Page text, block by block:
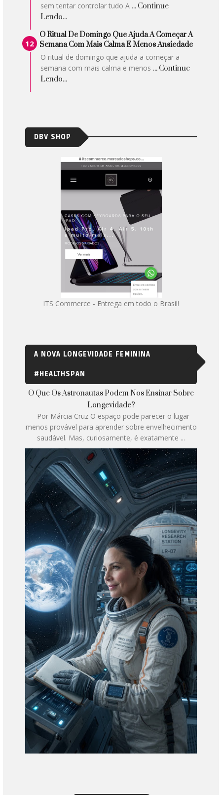
sem tentar controlar tudo A ... Continue
Lendo...
O Ritual De Domingo Que Ajuda A Começar A
Semana Com Mais Calma E Menos Ansiedade
O ritual de domingo que ajuda a começar a
semana com mais calma e menos ... Continue
Lendo...
DBV SHOP
ITS Commerce - Entrega em todo o Brasil!
A NOVA LONGEVIDADE FEMININA
#HEALTHSPAN
O Que Os Astronautas Podem Nos Ensinar Sobre
Longevidade?
Por Márcia Cruz O espaço pode parecer o lugar
menos provável para aprender sobre envelhecimento
saudável. Mas, curiosamente, é exatamente ...